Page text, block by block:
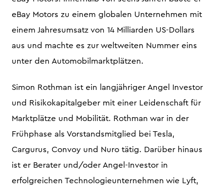
eBay Motors zu einem globalen Unternehmen mit
einem Jahresumsatz von 14 Milliarden US-Dollars
aus und machte es zur weltweiten Nummer eins
unter den Automobilmarktplätzen.
Simon Rothman ist ein langjähriger Angel Investor
und Risikokapitalgeber mit einer Leidenschaft für
Marktplätze und Mobilität. Rothman war in der
Frühphase als Vorstandsmitglied bei Tesla,
Cargurus, Convoy und Nuro tätig. Darüber hinaus
ist er Berater und/oder Angel-Investor in
erfolgreichen Technologieunternehmen wie Lyft,